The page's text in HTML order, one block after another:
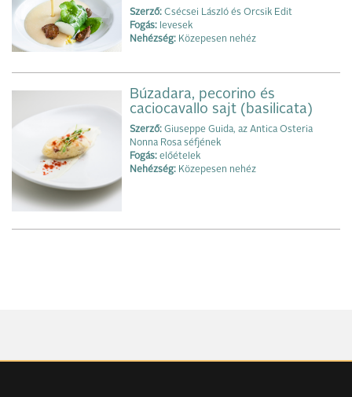
Szerző: Csécsei László és Orcsik Edit
Fogás: levesek
Nehézség: Közepesen nehéz
Búzadara, pecorino és
caciocavallo sajt (basilicata)
Szerző: Giuseppe Guida, az Antica Osteria
Nonna Rosa séfjének
Fogás: előételek
Nehézség: Közepesen nehéz